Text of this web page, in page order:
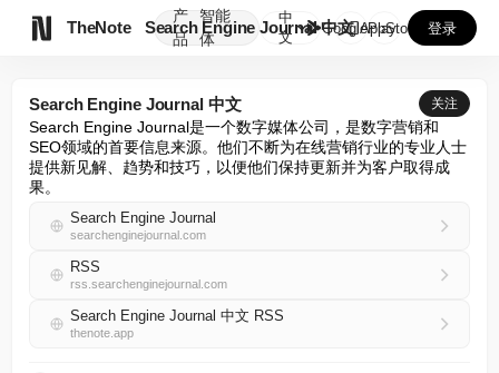
TheNote
产
品
智能
体
Search Engine Journal 中文
中
文
GooglePlay
AppStore 登录
Search Engine Journal 中文 关注
Search Engine Journal是一个数字媒体公司，是数字营销和
SEO领域的首要信息来源。他们不断为在线营销行业的专业人士
提供新见解、趋势和技巧，以便他们保持更新并为客户取得成
果。
Search Engine Journal
searchenginejournal.com
RSS
rss.searchenginejournal.com
Search Engine Journal 中文 RSS
thenote.app